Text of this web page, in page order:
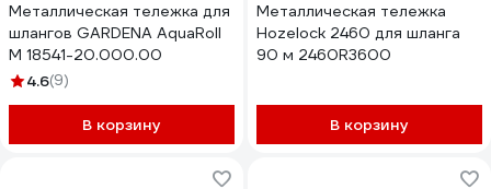
Металлическая тележка для
шлангов GARDENA AquaRoll
M 18541-20.000.00
4.6(9)
В корзину
Металлическая тележка
Hozelock 2460 для шланга
90 м 2460R3600
В корзину